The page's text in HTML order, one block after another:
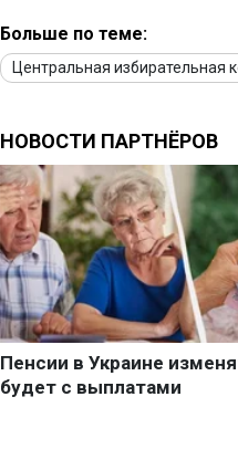
Больше по теме:
Центральная избирательная